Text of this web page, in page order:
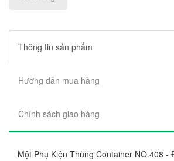
Thông tin sản phẩm
Hưỡng dẫn mua hàng
Chính sách giao hàng
Một Phụ Kiện Thùng Container NO.408 -